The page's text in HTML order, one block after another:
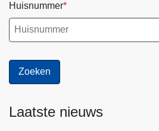
Huisnummer
Laatste nieuws